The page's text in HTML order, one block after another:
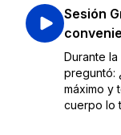
Sesión
Durante
preguntó:
máximo y
cuerpo lo